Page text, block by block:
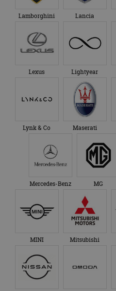
Lamborghini Lancia
Lexus Lightyear
Lynk & Co Maserati
Mercedes-Benz MG
MINI Mitsubishi